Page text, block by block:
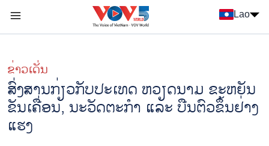
Lao
ຂ່າວເດັ່ນ
ສົ່ງ​ສານ​ກ່ຽວ​ກັບ​ປະ​ເທດ ຫວຽດ​ນາມ ຂະ​ຫຍັນ​
ຂັນ​ເຄື່ອນ​, ນະ​ວັດ​ຕະ​ກຳ ແລະ ບືນ​ຕົວ​ຂຶ້ນ​ຢ່າງ​
ແຮງ